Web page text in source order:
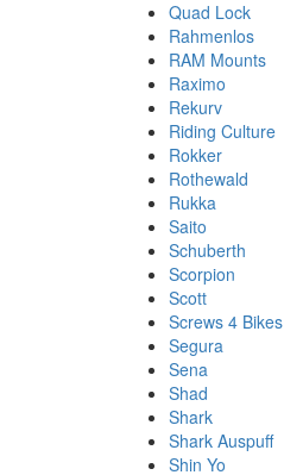
Quad Lock
Rahmenlos
RAM Mounts
Raximo
Rekurv
Riding Culture
Rokker
Rothewald
Rukka
Saito
Schuberth
Scorpion
Scott
Screws 4 Bikes
Segura
Sena
Shad
Shark
Shark Auspuff
Shin Yo